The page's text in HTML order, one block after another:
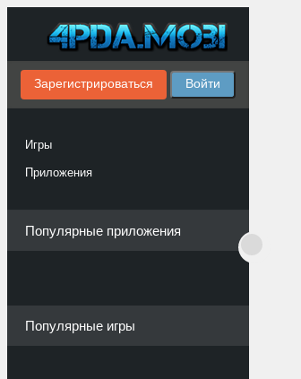
Зарегистрироваться Войти
Игры
Приложения
Популярные приложения
Популярные игры